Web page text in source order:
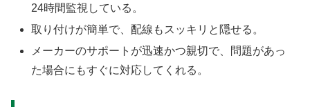
24時間監視している。
取り付けが簡単で、配線もスッキリと隠せる。
メーカーのサポートが迅速かつ親切で、問題があっ
た場合にもすぐに対応してくれる。